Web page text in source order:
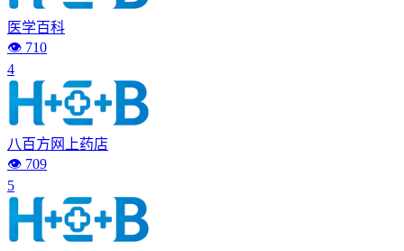
医学百科
👁️ 710
4
八百方网上药店
👁️ 709
5